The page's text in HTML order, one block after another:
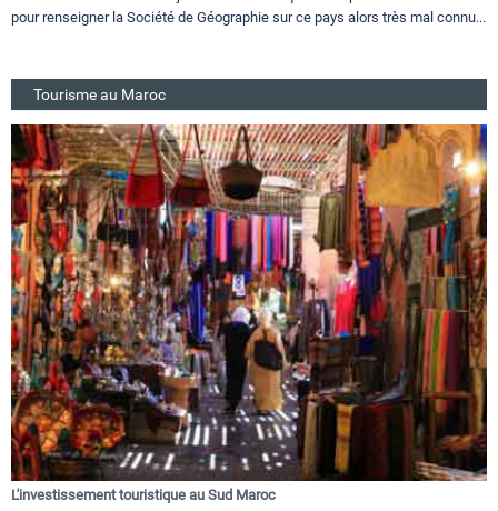
pour renseigner la Société de Géographie sur ce pays alors très mal connu...
Tourisme au Maroc
L'investissement touristique au Sud Maroc